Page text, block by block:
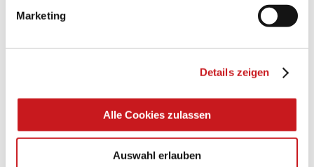
Marketing
Details zeigen
Alle Cookies zulassen
Auswahl erlauben
FABRICATION ARTISANALE:
GREETING CARD "BABY CARRIAGE"
A very special surprise that surely hits the spot. Try it!
Conseils
Pour tous les conseils